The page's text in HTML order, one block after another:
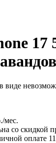
17
виде
мес.
со скидкой
оплате